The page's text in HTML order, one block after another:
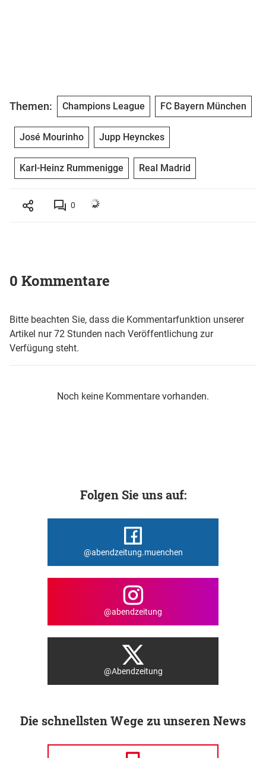
Themen: Champions League FC Bayern München
José Mourinho Jupp Heynckes
Karl-Heinz Rummenigge Real Madrid
0
0 Kommentare
Bitte beachten Sie, dass die Kommentarfunktion unserer
Artikel nur 72 Stunden nach Veröffentlichung zur
Verfügung steht.
Noch keine Kommentare vorhanden.
Folgen Sie uns auf:
@abendzeitung.muenchen
@abendzeitung
@Abendzeitung
Die schnellsten Wege zu unseren News